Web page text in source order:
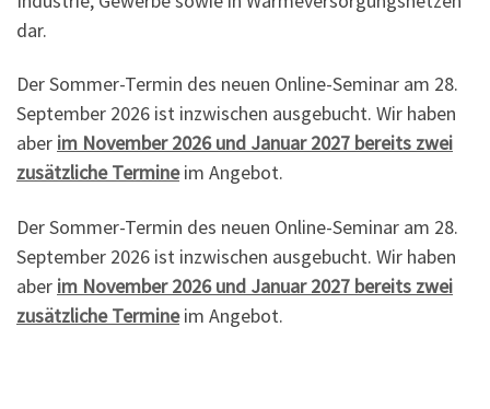
dar.
Der Sommer-Termin des neuen Online-Seminar am 28.
September 2026 ist inzwischen ausgebucht. Wir haben
aber im November 2026 und Januar 2027 bereits zwei
zusätzliche Termineim Angebot.
Der Sommer-Termin des neuen Online-Seminar am 28.
September 2026 ist inzwischen ausgebucht. Wir haben
aber im November 2026 und Januar 2027 bereits zwei
zusätzliche Termineim Angebot.